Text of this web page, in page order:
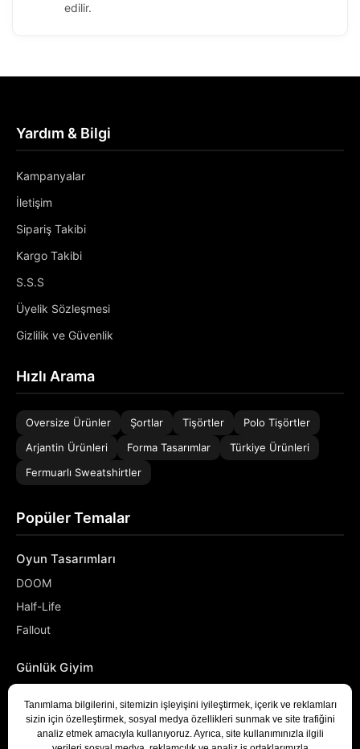
edilir.
Yardım & Bilgi
Kampanyalar
İletişim
Sipariş Takibi
Kargo Takibi
S.S.S
Üyelik Sözleşmesi
Gizlilik ve Güvenlik
Hızlı Arama
Oversize Ürünler Şortlar Tişörtler
Polo Tişörtler
Arjantin Ürünleri
Forma Tasarımlar
Türkiye Ürünleri
Fermuarlı Sweatshirtler
Popüler Temalar
Oyun Tasarımları
DOOM
Half-Life
Fallout
Günlük Giyim
Denizci
Developer